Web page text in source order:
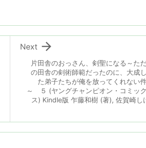
片田舎のおっさん、剣聖になる～た
の田舎の剣術師範だったのに、大成し
た弟子たちが俺を放ってくれない
～ ５ (ヤングチャンピオン・コミック
ス) Kindle版 乍藤和樹 (著), 佐賀崎し

Next